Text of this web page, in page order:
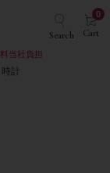
Search Cart
0
当社負担
計